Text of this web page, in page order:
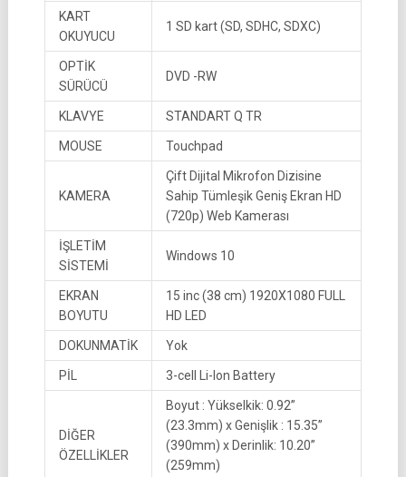
KART
OKUYUCU
1 SD kart (SD, SDHC, SDXC)
OPTİK
SÜRÜCÜ
DVD -RW
KLAVYE STANDART Q TR
MOUSE Touchpad
KAMERA
Çift Dijital Mikrofon Dizisine
Sahip Tümleşik Geniş Ekran HD
(720p) Web Kamerası
İŞLETİM
SİSTEMİ
Windows 10
EKRAN
BOYUTU
15 inc (38 cm) 1920X1080 FULL
HD LED
DOKUNMATİK Yok
PİL 3-cell Li-lon Battery
DİĞER
ÖZELLİKLER
Boyut : Yükselkik: 0.92”
(23.3mm) x Genişlik : 15.35”
(390mm) x Derinlik: 10.20”
(259mm)